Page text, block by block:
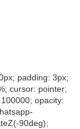
padding: 3px;
cursor: pointer;
opacity:
90deg);